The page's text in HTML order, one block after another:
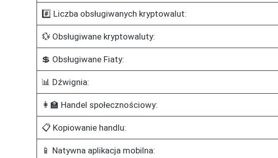
#️⃣ Liczba obsługiwanych kryptowalut:
💱 Obsługiwane kryptowaluty:
💲 Obsługiwane Fiaty:
📊 Dźwignia:
👩‍🏫 Handel społecznościowy:
📋 Kopiowanie handlu:
📱 Natywna aplikacja mobilna: